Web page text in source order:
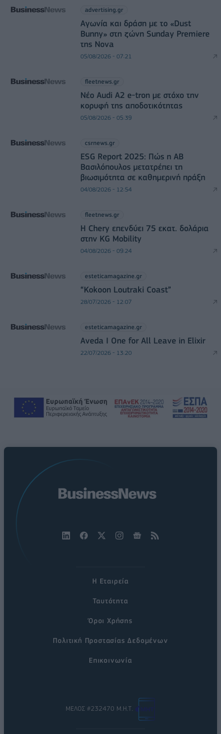
advertising.gr
Αγωνία και δράση με το «Dust
Bunny» στη ζώνη Sunday Premiere
της Nova
05/08/2026 - 07:21
fleetnews.gr
Νέο Audi A2 e-tron με στόχο την
κορυφή της αποδοτικότητας
05/08/2026 - 05:39
csrnews.gr
ESG Report 2025: Πώς η ΑΒ
Βασιλόπουλος μετατρέπει τη
βιωσιμότητα σε καθημερινή πράξη
04/08/2026 - 12:54
fleetnews.gr
Η Chery επενδύει 75 εκατ. δολάρια
στην KG Mobility
04/08/2026 - 09:24
esteticamagazine.gr
“Kokoon Loutraki Coast”
28/07/2026 - 12:07
esteticamagazine.gr
Aveda I One for All Leave in Elixir
22/07/2026 - 13:20
Η Εταιρεία
Ταυτότητα
Όροι Χρήσης
Πολιτική Προστασίας Δεδομένων
Επικοινωνία
ΜΕΛΟΣ #232470 Μ.Η.Τ.